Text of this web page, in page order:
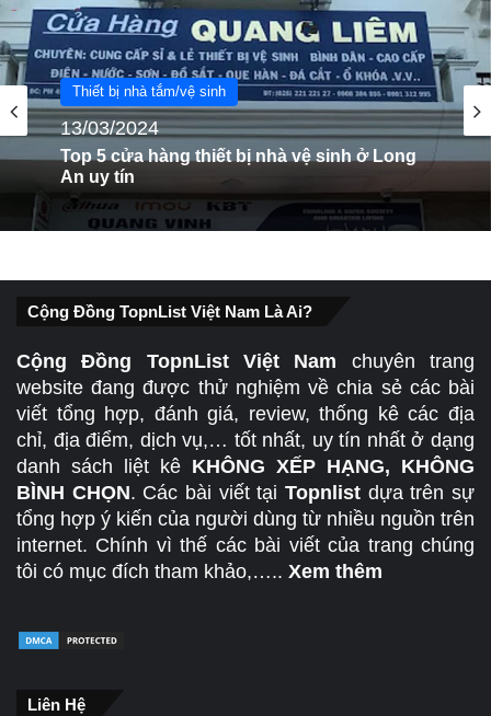
Thiết bị nhà tắm/vệ sinh
13/03/2024
Top 5 cửa hàng thiết bị nhà vệ sinh ở Long
An uy tín
Cộng Đồng TopnList Việt Nam Là Ai?
Cộng Đồng TopnList Việt Nam chuyên trang
website đang được thử nghiệm về chia sẻ các bài
viết tổng hợp, đánh giá, review, thống kê các địa
chỉ, địa điểm, dịch vụ,… tốt nhất, uy tín nhất ở dạng
danh sách liệt kê KHÔNG XẾP HẠNG, KHÔNG
BÌNH CHỌN. Các bài viết tạiTopnlist dựa trên sự
tổng hợp ý kiến của người dùng từ nhiều nguồn trên
internet. Chính vì thế các bài viết của trang chúng
tôi có mục đích tham khảo,….. Xem thêm
Liên Hệ